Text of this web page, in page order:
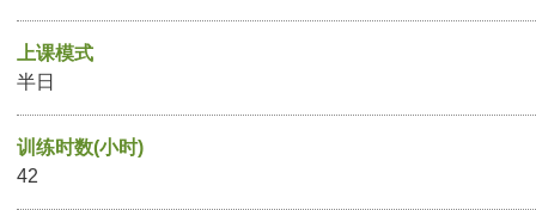
上课模式
半日
训练时数(小时)
42